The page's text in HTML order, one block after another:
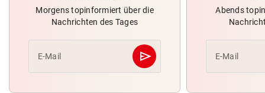
Morgens topinformiert über die
Nachrichten des Tages
E-Mail send
Abschicken
Abends
E-Mail